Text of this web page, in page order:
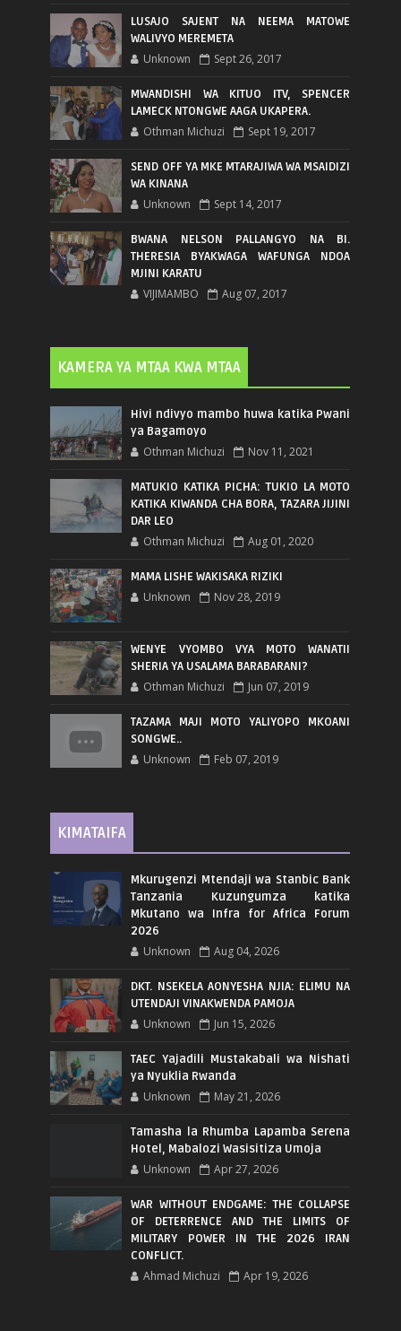
LUSAJO SAJENT NA NEEMA MATOWE
WALIVYO MEREMETA
Unknown Sept 26, 2017
MWANDISHI WA KITUO ITV, SPENCER
LAMECK NTONGWE AAGA UKAPERA.
Othman Michuzi Sept 19, 2017
SEND OFF YA MKE MTARAJIWA WA MSAIDIZI
WA KINANA
Unknown Sept 14, 2017
BWANA NELSON PALLANGYO NA BI.
THERESIA BYAKWAGA WAFUNGA NDOA
MJINI KARATU
VIJIMAMBO Aug 07, 2017
KAMERA YA MTAA KWA MTAA
Hivi ndivyo mambo huwa katika Pwani
ya Bagamoyo
Othman Michuzi Nov 11, 2021
MATUKIO KATIKA PICHA: TUKIO LA MOTO
KATIKA KIWANDA CHA BORA, TAZARA JIJINI
DAR LEO
Othman Michuzi Aug 01, 2020
MAMA LISHE WAKISAKA RIZIKI
Unknown Nov 28, 2019
WENYE VYOMBO VYA MOTO WANATII
SHERIA YA USALAMA BARABARANI?
Othman Michuzi Jun 07, 2019
TAZAMA MAJI MOTO YALIYOPO MKOANI
SONGWE..
Unknown Feb 07, 2019
KIMATAIFA
Mkurugenzi Mtendaji wa Stanbic Bank
Tanzania Kuzungumza katika
Mkutano wa Infra for Africa Forum
2026
Unknown Aug 04, 2026
DKT. NSEKELA AONYESHA NJIA: ELIMU NA
UTENDAJI VINAKWENDA PAMOJA
Unknown Jun 15, 2026
TAEC Yajadili Mustakabali wa Nishati
ya Nyuklia Rwanda
Unknown May 21, 2026
Tamasha la Rhumba Lapamba Serena
Hotel, Mabalozi Wasisitiza Umoja
Unknown Apr 27, 2026
WAR WITHOUT ENDGAME: THE COLLAPSE
OF DETERRENCE AND THE LIMITS OF
MILITARY POWER IN THE 2026 IRAN
CONFLICT.
Ahmad Michuzi Apr 19, 2026